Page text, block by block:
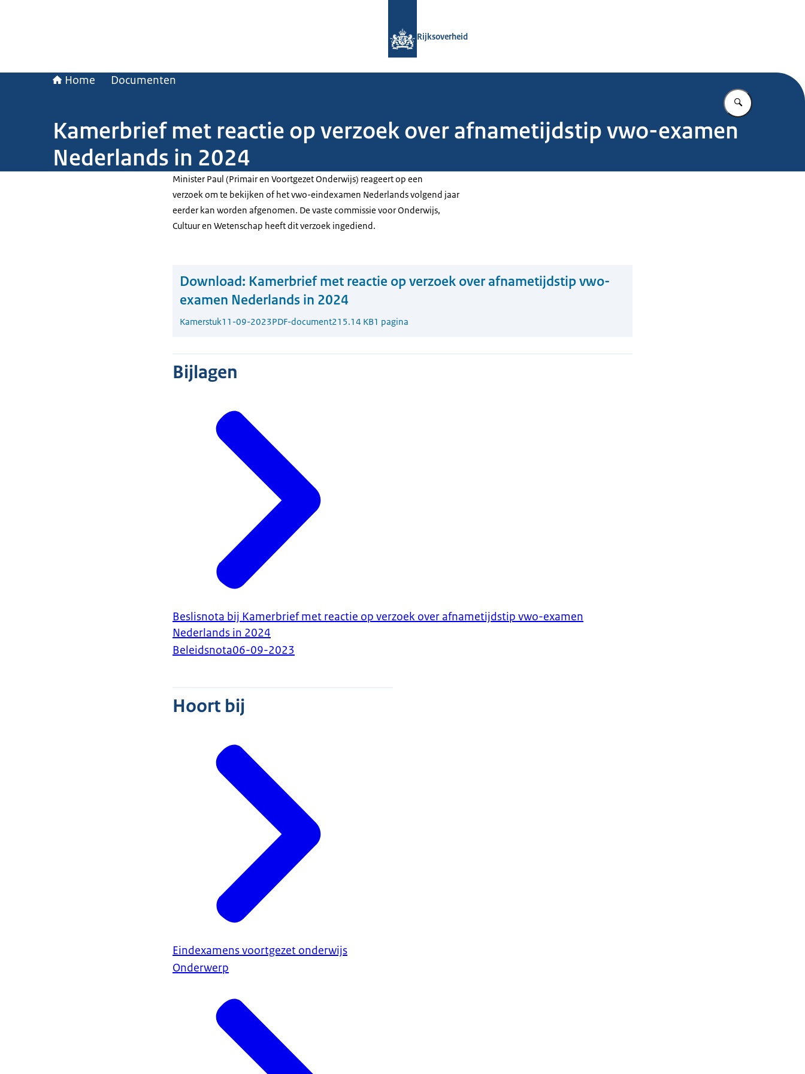
Rijksoverheid
Home Documenten
Vul in wat u
Kamerbrief met reactie op verzoek over afnametijdstip vwo-examen
Nederlands in 2024
Minister Paul (Primair en Voortgezet Onderwijs) reageert op een
verzoek om te bekijken of het vwo-eindexamen Nederlands volgend jaar
eerder kan worden afgenomen. De vaste commissie voor Onderwijs,
Cultuur en Wetenschap heeft dit verzoek ingediend.
Download: Kamerbrief met reactie op verzoek over afnametijdstip vwo-
examen Nederlands in 2024
Kamerstuk11-09-2023PDF-document215.14 KB1 pagina
Bijlagen
Beslisnota bij Kamerbrief met reactie op verzoek over afnametijdstip vwo-examen
Nederlands in 2024
Beleidsnota06-09-2023
Hoort bij
Eindexamens voortgezet onderwijs
Onderwerp